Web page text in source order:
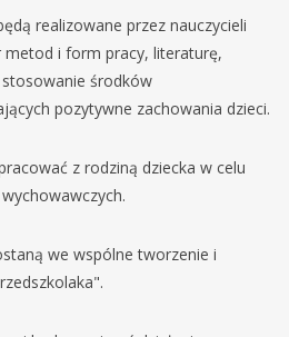
realizowane przez nauczycieli
i form pracy, literaturę,
środków
pozytywne zachowania dzieci.
z rodziną dziecka w celu
we wspólne tworzenie i